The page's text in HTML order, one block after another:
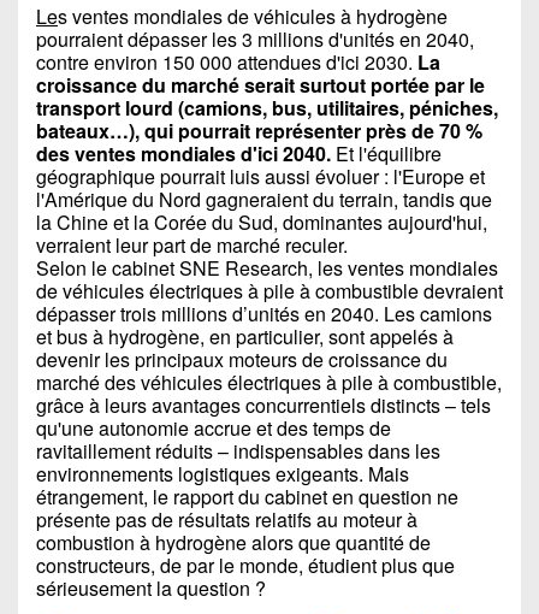
Les ventes mondiales de véhicules à hydrogène
pourraient dépasser les 3 millions d'unités en 2040,
contre environ 150 000 attendues d'ici 2030. La
croissance du marché serait surtout portée par le
transport lourd (camions, bus, utilitaires, péniches,
bateaux…), qui pourrait représenter près de 70 %
des ventes mondiales d'ici 2040. Et l'équilibre
géographique pourrait luis aussi évoluer : l'Europe et
l'Amérique du Nord gagneraient du terrain, tandis que
la Chine et la Corée du Sud, dominantes aujourd'hui,
verraient leur part de marché reculer.
Selon le cabinet SNE Research, les ventes mondiales
de véhicules électriques à pile à combustible devraient
dépasser trois millions d’unités en 2040. Les camions
et bus à hydrogène, en particulier, sont appelés à
devenir les principaux moteurs de croissance du
marché des véhicules électriques à pile à combustible,
grâce à leurs avantages concurrentiels distincts – tels
qu'une autonomie accrue et des temps de
ravitaillement réduits – indispensables dans les
environnements logistiques exigeants. Mais
étrangement, le rapport du cabinet en question ne
présente pas de résultats relatifs au moteur à
combustion à hydrogène alors que quantité de
constructeurs, de par le monde, étudient plus que
sérieusement la question ?